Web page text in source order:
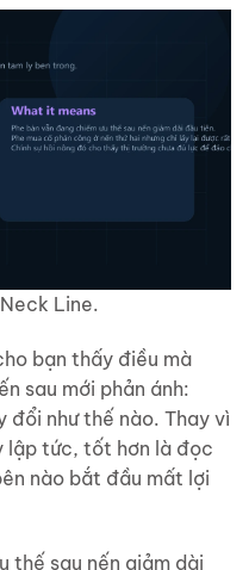
Line.
bạn thấy điều mà
sau mới phản ánh:
đổi như thế nào. Thay vì
lập tức, tốt hơn là đọc
nào bắt đầu mất lợi
thế sau nến giảm dài